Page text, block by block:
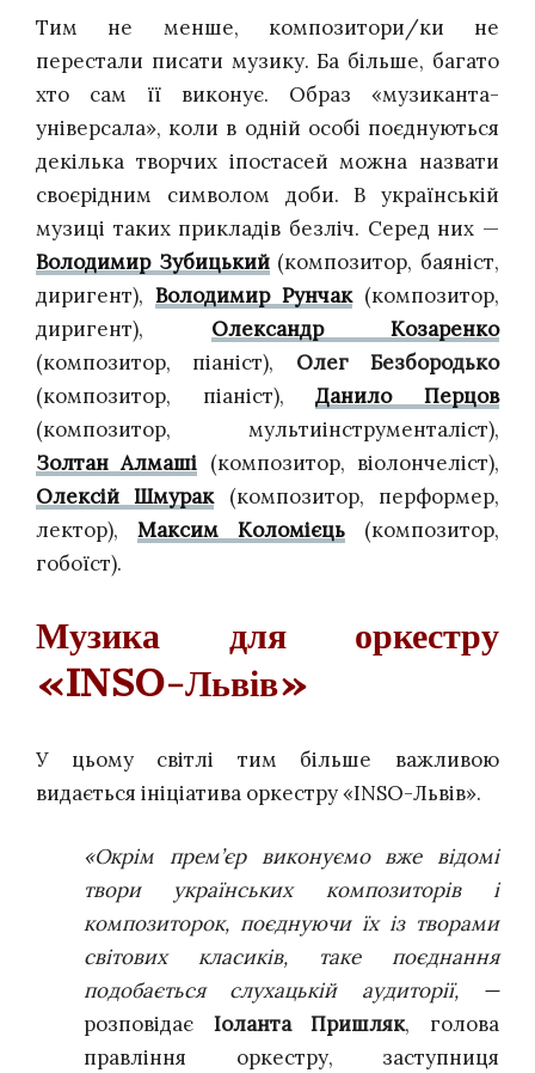
Тим не менше, композитори/ки не
перестали писати музику. Ба більше, багато
хто сам її виконує. Образ «музиканта-
універсала», коли в одній особі поєднуються
декілька творчих іпостасей можна назвати
своєрідним символом доби. В українській
музиці таких прикладів безліч. Серед них —
Володимир Зубицький(композитор, баяніст,
диригент), Володимир Рунчак(композитор,
диригент), Олександр Козаренко
(композитор, піаніст), Олег Безбородько
(композитор, піаніст),Данило Перцов
(композитор, мультиінструменталіст),
Золтан Алмаші (композитор, віолончеліст),
Олексій Шмурак(композитор, перформер,
лектор), Максим Коломієць (композитор,
гобоїст).
Музика для оркестру
«INSO-Львів»
У цьому світлі тим більше важливою
видається ініціатива оркестру «INSO-Львів».
«Окрім прем’єр виконуємо вже відомі
твори українських композиторів і
композиторок, поєднуючи їх із творами
світових класиків, таке поєднання
подобається слухацькій аудиторії, —
розповідає Іоланта Пришляк, голова
правління оркестру, заступниця